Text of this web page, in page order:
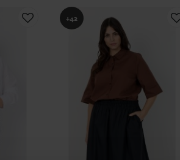
+42